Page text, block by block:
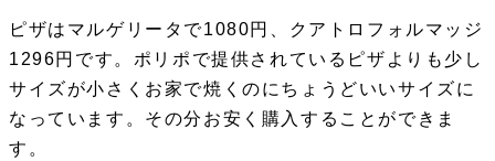
ピザはマルゲリータで1080円、クアトロフォルマッジ
1296円です。ポリポで提供されているピザよりも少し
サイズが小さくお家で焼くのにちょうどいいサイズに
なっています。その分お安く購入することができま
す。